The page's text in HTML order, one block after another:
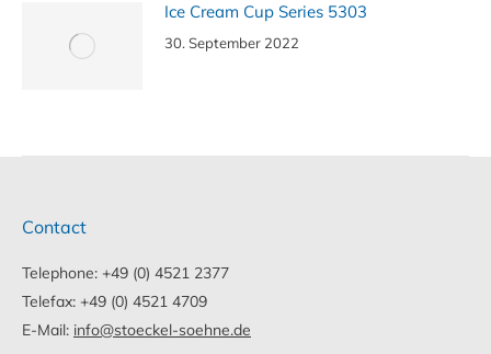
Ice Cream Cup Series 5303
30. September 2022
Contact
Telephone: +49 (0) 4521 2377
Telefax: +49 (0) 4521 4709
E-Mail: info@stoeckel-soehne.de